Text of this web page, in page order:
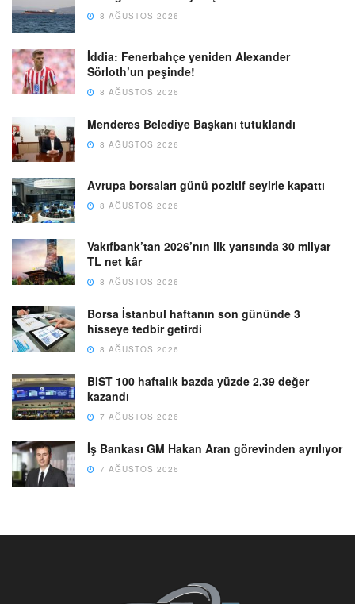
8 AĞUSTOS 2026
İddia: Fenerbahçe yeniden Alexander
Sörloth’un peşinde!
8 AĞUSTOS 2026
Menderes Belediye Başkanı tutuklandı
8 AĞUSTOS 2026
Avrupa borsaları günü pozitif seyirle kapattı
8 AĞUSTOS 2026
Vakıfbank’tan 2026’nın ilk yarısında 30 milyar
TL net kâr
8 AĞUSTOS 2026
Borsa İstanbul haftanın son gününde 3
hisseye tedbir getirdi
8 AĞUSTOS 2026
BIST 100 haftalık bazda yüzde 2,39 değer
kazandı
7 AĞUSTOS 2026
İş Bankası GM Hakan Aran görevinden ayrılıyor
7 AĞUSTOS 2026